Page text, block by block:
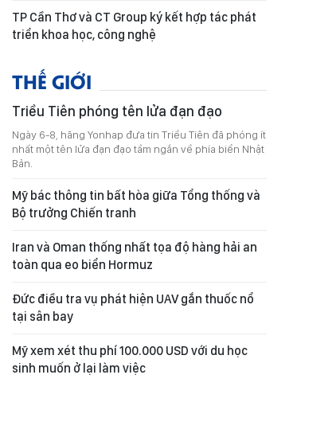
TP Cần Thơ và CT Group ký kết hợp tác phát
triển khoa học, công nghệ
THẾ GIỚI
Triều Tiên phóng tên lửa đạn đạo
Ngày 6-8, hãng Yonhap đưa tin Triều Tiên đã phóng ít
nhất một tên lửa đạn đạo tầm ngắn về phía biển Nhật
Bản.
Mỹ bác thông tin bất hòa giữa Tổng thống và
Bộ trưởng Chiến tranh
Iran và Oman thống nhất tọa độ hàng hải an
toàn qua eo biển Hormuz
Đức điều tra vụ phát hiện UAV gắn thuốc nổ
tại sân bay
Mỹ xem xét thu phí 100.000 USD với du học
sinh muốn ở lại làm việc